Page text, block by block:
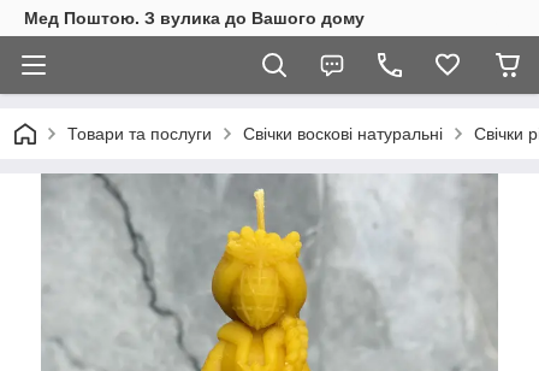
Мед Поштою. З вулика до Вашого дому
Товари та послуги Свічки воскові натуральні Свічки